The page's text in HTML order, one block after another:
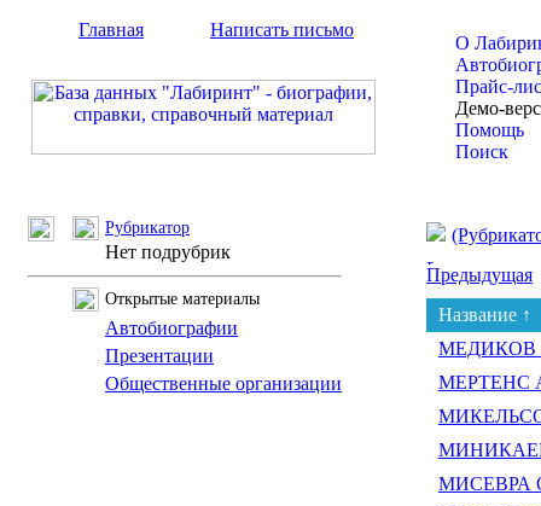
Главная Написать письмо
О
Прайс-
Демо-
Помощь
Поиск
Рубрикатор
Нет подрубрик
Открытые материалы
Автобиографии
Презентации
Общественные организации
Предыдущая
Название ↑
МЕДИКОВ
МЕРТЕНС
МИНИКАЕВ
МИСЕВРА